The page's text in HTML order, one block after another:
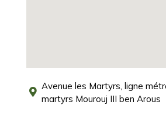
Avenue les Martyrs, ligne
martyrs Mourouj III ben Arous